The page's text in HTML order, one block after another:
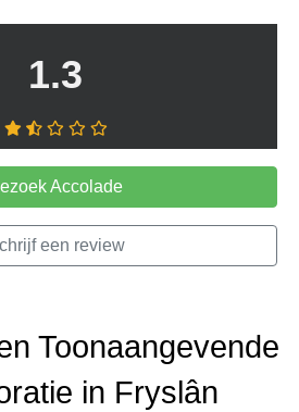
1.3
Accolade
een review
Toonaangevende
in Fryslân